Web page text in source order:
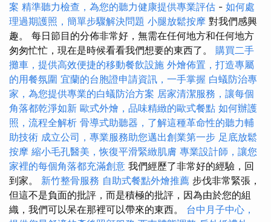
案 精準聽力檢查，為您的聽力健康提供專業評估 - 如何處
理過期護照，簡單步驟解決問題 小腿放鬆按摩 對我們感興
趣。 每日節目的分佈非常好，無需在任何地方和任何地方
匆匆忙忙，現在是時候看看我們想要的東西了。 購買二手
攤車，提供高效便捷的移動餐飲設施 外燴佈置，打造專屬
的用餐氛圍 宜蘭的台胞證申請資訊，一手掌握 白蟻防治專
家，為您提供專業的白蟻防治方案 居家清潔服務，讓每個
角落都乾淨如新 歐式外燴，品味精緻的歐式餐點 如何辦護
照，流程全解析 骨導式助聽器，了解這種革命性的聽力輔
助技術 成立公司，專業服務助您邁出創業第一步 足底放鬆
按摩 縮小毛孔醫美，恢復平滑緊緻肌膚 專業設計師，讓您
家裡的每個角落都充滿創意 我們經歷了非常好的經驗，回
到家。 新竹整骨服務 自助式餐點外燴推薦 步伐非常緊張，
但這不是負面的批評，而是積極的批評，因為由於您的組
織，我們可以呆在那裡可以帶來的東西。 台中月子中心，